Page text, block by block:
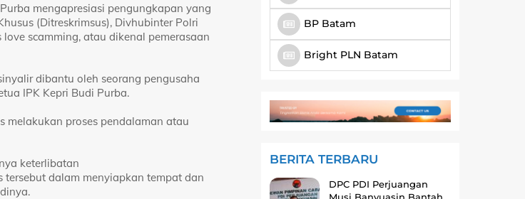
mengapresiasi pengungkapan yang
(Ditreskrimsus), Divhubinter Polri
scamming, atau dikenal peme­rasaan
dibantu oleh seorang pengusaha
IPK Kepri Budi Purba.
melakukan proses pendalaman atau
keterlibatan
dalam menyiapkan tempat dan
BP Batam
Bright PLN Batam
BERITA TERBARU
DPC PDI Perjuangan